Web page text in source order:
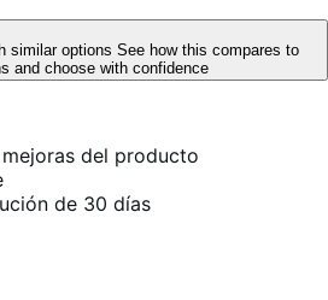
similar options See how this compares to
and choose with confidence
del producto
de 30 días